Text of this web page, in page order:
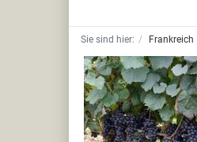
Sie sind hier: Frankreich